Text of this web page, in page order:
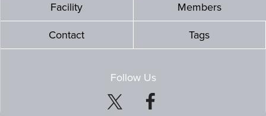
Facility Members
Contact Tags
Follow Us